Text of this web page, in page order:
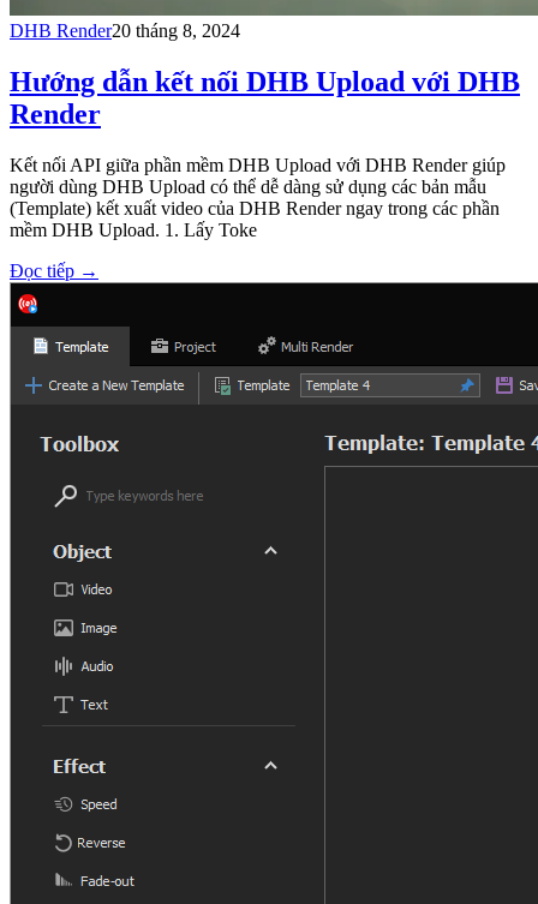
DHB Render20 tháng 8, 2024
Hướng dẫn kết nối DHB Upload với DHB
Render
Kết nối API giữa phần mềm DHB Upload với DHB Render giúp
người dùng DHB Upload có thể dễ dàng sử dụng các bản mẫu
(Template) kết xuất video của DHB Render ngay trong các phần
mềm DHB Upload. 1. Lấy Toke
Đọc tiếp →